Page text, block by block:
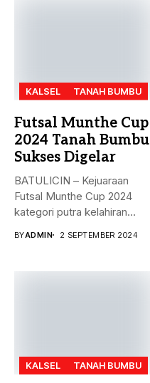
KALSEL TANAH BUMBU
Futsal Munthe Cup
2024 Tanah Bumbu
Sukses Digelar
BATULICIN – Kejuaraan
Futsal Munthe Cup 2024
kategori putra kelahiran
BYADMIN 2 SEPTEMBER 2024
KALSEL TANAH BUMBU